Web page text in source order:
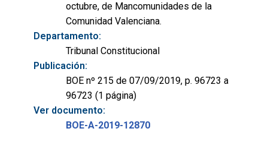
octubre, de Mancomunidades de la
Comunidad Valenciana.
Departamento:
Tribunal Constitucional
Publicación:
BOE nº 215 de 07/09/2019, p. 96723 a
96723 (1 página)
Ver documento:
BOE-A-2019-12870